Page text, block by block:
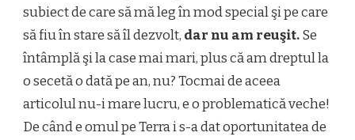
subiect de care să mă leg în mod special şi pe care
să fiu în stare să îl dezvolt, dar nu am reuşit.Se
întâmplă şi la case mai mari, plus că am dreptul la
o secetă o dată pe an, nu? Tocmai de aceea
articolul nu-i mare lucru, e o problematică veche!
De când e omul pe Terra i s-a dat oportunitatea de